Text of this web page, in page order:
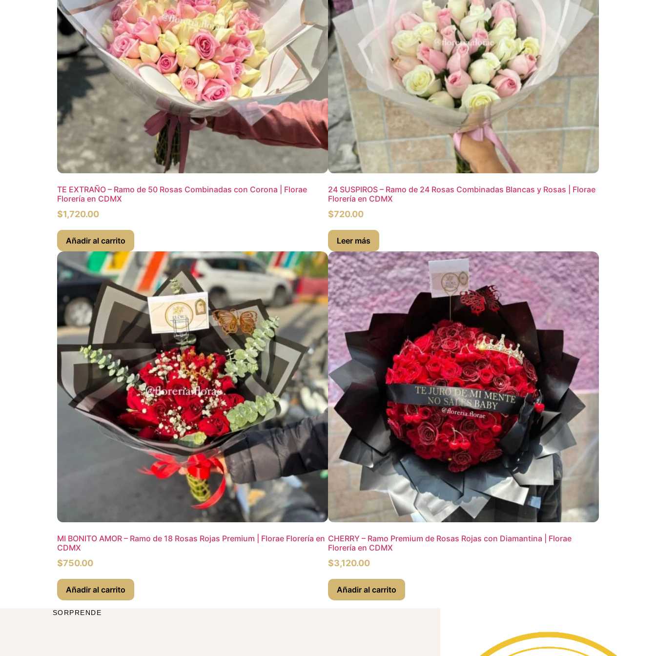
TE EXTRAÑO – Ramo de 50 Rosas Combinadas con Corona | Florae
Florería en CDMX
$1,720.00
Añadir al carrito
24 SUSPIROS – Ramo de 24 Rosas Combinadas Blancas y Rosas | Florae
Florería en CDMX
$720.00
Leer más
MI BONITO AMOR – Ramo de 18 Rosas Rojas Premium | Florae Florería en
CDMX
$750.00
Añadir al carrito
CHERRY – Ramo Premium de Rosas Rojas con Diamantina | Florae
Florería en CDMX
$3,120.00
Añadir al carrito
SORPRENDE